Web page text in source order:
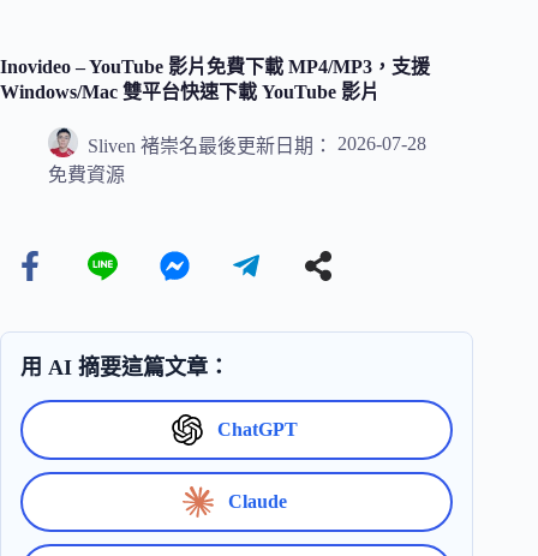
Inovideo – YouTube 影片免費下載 MP4/MP3，支援
Windows/Mac 雙平台快速下載 YouTube 影片
Sliven 褚崇名最後更新日期：
2026-07-28
免費資源
用 AI 摘要這篇文章：
ChatGPT
Claude